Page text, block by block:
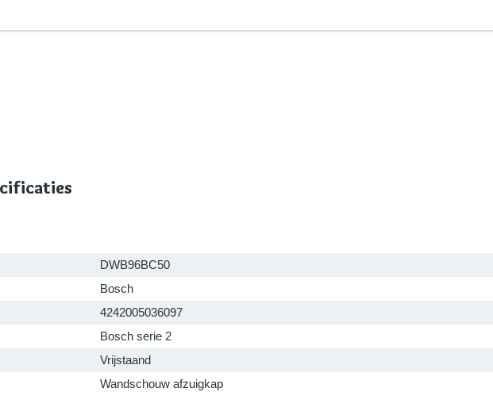
DWB96BC50
Bosch
4242005036097
Bosch serie 2
Vrijstaand
Wandschouw afzuigkap